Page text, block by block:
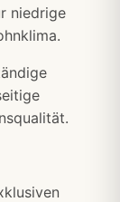
niedrige